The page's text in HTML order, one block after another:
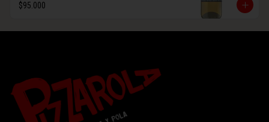
$95.000